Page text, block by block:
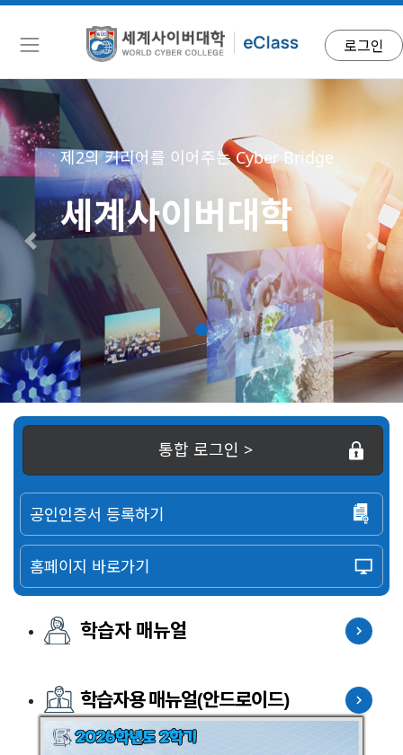
로그인
통합 로그인 >
공인인증서 등록하기
홈페이지 바로가기
학습자 매뉴얼
학습자용 매뉴얼(안드로이드)
제2의 커리어를 이어주는 Cyber Bridge
세계사이버대학
Previous Next